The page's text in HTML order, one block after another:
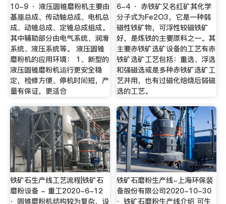
10-9 · 液压圆锥磨粉机主要由
基座总成、传动轴总成、电机总
成、动锥总成、定锥总成组成。
其中辅助部分由电气系统、润滑
系统、液压系统等。 液压圆锥
磨粉机的应用环境： 1、新型的
液压圆锥磨粉机运行更安全稳
定，检修方便、停机时间短，产
量有保证，更适合
6-4 · 赤铁矿又名红矿其化学
分子式为Fe2O3，它是一种弱
磁性铁矿物，可浮性较磁铁矿
好，是炼铁的主要原料之一。其
主要赤铁矿选矿设备的工艺有赤
铁矿选矿工艺包括：重选、浮选
和强磁选或是多种赤铁矿选矿工
艺并用，也有过磁化焙烧后弱磁
选的工艺。
铁矿石生产线工艺流程|铁矿石
磨粉设备 - 重工2020-6-12
· 圆锥磨粉机结构较为复杂，设
铁矿石磨粉生产线-上海环保装
备股份有限公司2020-10-30
· 铁矿石磨粉生产线介绍 可生